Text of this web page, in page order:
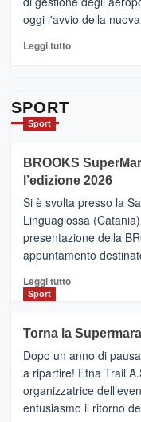
quasi….
pronti
per
oggi l'avvio della
Leggi tuttoLeggi
con
la
Al
via
i
collegamenti
SPORT
Sport
BROOKS
l’edizione 2026
Si è svolta presso la
Linguaglossa
presentazione della
appuntamento
Leggi tuttoLeggi
BROOKS
SuperMaratona
dell’Etna,
presentata
l’edizione
2026
Sport
Torna la
Dopo un anno di
a ripartire! Etna Trail
organizzatrice
entusiasmo il ritorno